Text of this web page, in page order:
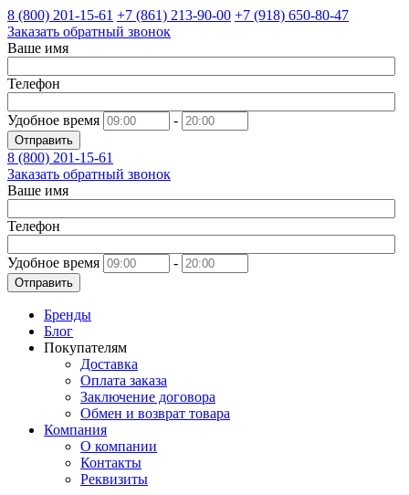
8 (800) 201-15-61 +7 (861) 213-90-00 +7 (918) 650-80-47
Заказать обратный звонок
Ваше имя
Телефон
Удобное время -
Отправить
8 (800) 201-15-61
Заказать обратный звонок
Ваше имя
Телефон
Удобное время -
Отправить
Бренды
Блог
Покупателям
Доставка
Оплата заказа
Заключение договора
Обмен и возврат товара
Компания
О компании
Контакты
Реквизиты